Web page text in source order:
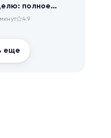
полное
для
4.9
еще